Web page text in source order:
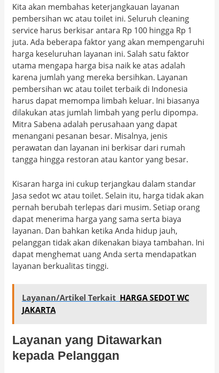
Kita akan membahas keterjangkauan layanan
pembersihan wc atau toilet ini. Seluruh cleaning
service harus berkisar antara Rp 100 hingga Rp 1
juta. Ada beberapa faktor yang akan mempengaruhi
harga keseluruhan layanan ini. Salah satu faktor
utama mengapa harga bisa naik ke atas adalah
karena jumlah yang mereka bersihkan. Layanan
pembersihan wc atau toilet terbaik di Indonesia
harus dapat memompa limbah keluar. Ini biasanya
dilakukan atas jumlah limbah yang perlu dipompa.
Mitra Sabena adalah perusahaan yang dapat
menangani pesanan besar. Misalnya, jenis
perawatan dan layanan ini berkisar dari rumah
tangga hingga restoran atau kantor yang besar.
Kisaran harga ini cukup terjangkau dalam standar
Jasa sedot wc atau toilet. Selain itu, harga tidak akan
pernah berubah terlepas dari musim. Setiap orang
dapat menerima harga yang sama serta biaya
layanan. Dan bahkan ketika Anda hidup jauh,
pelanggan tidak akan dikenakan biaya tambahan. Ini
dapat menghemat uang Anda serta mendapatkan
layanan berkualitas tinggi.
Layanan/Artikel Terkait HARGA SEDOT WC
JAKARTA
Layanan yang Ditawarkan
kepada Pelanggan